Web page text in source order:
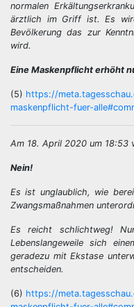
normalen
ärztlich im Griff ist. Es
Bevölkerung das zur
wird.
Eine Maskenpflicht erhöht
(5) https://
maskenpflicht-fuer-
Am 18. April 2020 um 18:53
Nein!
Es ist unglaublich, wie
Zwangsmaßnahmen
Es reicht schlichtweg!
Lebenslangeweile sich
geradezu mit Ekstase
entscheiden.
(6) https://